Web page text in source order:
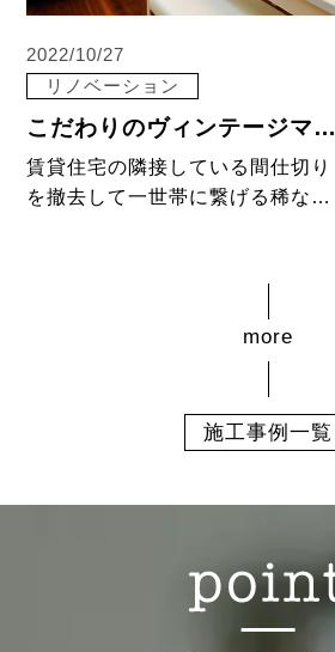
2022/10/27
リノベーション
こだわりのヴィンテージマンション
賃貸住宅の隣接している間仕切り
を撤去して一世帯に繋げる稀なケ
まとめ、雑貨や飾りなどを控えて
壁紙でアクセントをつけました。
施工事例一覧